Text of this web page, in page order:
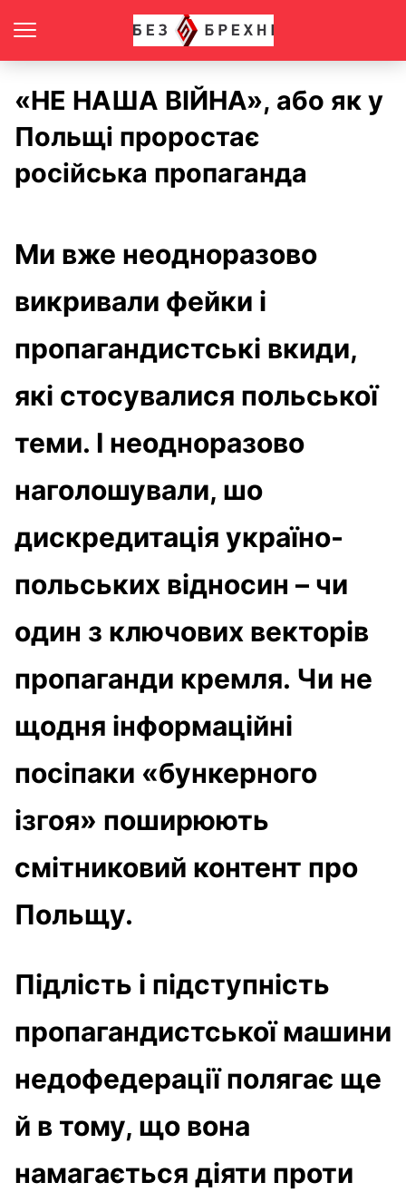
«НЕ НАША ВІЙНА», або як у
Польщі проростає
російська пропаганда
Ми вже неодноразово
викривали фейки і
пропагандистські вкиди,
які стосувалися польської
теми. І неодноразово
наголошували, шо
дискредитація україно-
польських відносин – чи
один з ключових векторів
пропаганди кремля. Чи не
щодня інформаційні
посіпаки «бункерного
ізгоя» поширюють
смітниковий контент про
Польщу.
Підлість і підступність
пропагандистської машини
недофедерації полягає ще
й в тому, що вона
намагається діяти проти